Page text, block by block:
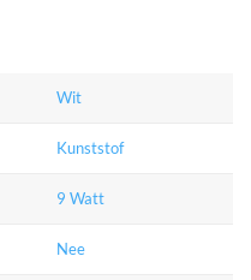
Wit
Kunststof
9 Watt
Nee